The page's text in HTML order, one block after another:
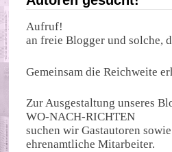
Aufruf!
an freie Blogger und solche,
Gemeinsam die Reichweite
Zur Ausgestaltung unseres
WO-NACH-RICHTEN
suchen wir Gastautoren
ehrenamtliche Mitarbeiter.